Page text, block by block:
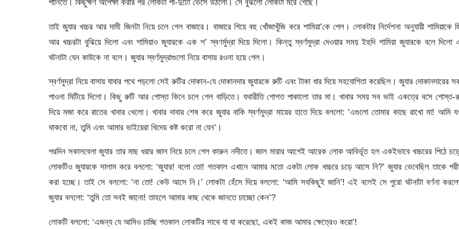
পানিতে। কিছুক্ষণ অপেক্ষা করার পর লোকটা পা-দুটো ভেসে উঠলো। সে বুঝলো লোকটা মরে গেছে।
তাই জুযার খচ্চর আর দামী জিনটা নিয়ে চলে গেল বাজারে। বাজারে গিয়ে বহু খোঁজাখুঁজি করে শামিয়া’কে পেল। লোকটার নির্দেশনা অনুযায়ী শামিয়াকে
আর খচ্চরটা বুঝিয়ে দিলো এবং শামিয়াও জুযারকে এক শ’ স্বণর্মুদ্রা দিয়ে দিলো। কিন্তু স্বর্ণমুদ্রা দেওয়ার সময় ইহুদি শামিয়া জুযারকে বলে দিলো
ঘটনাটা যেন কাউকে না বলে। জুযার স্বর্ণমুদ্রাগুলো নিয়ে বাসায় রওনা হয়ে গেল।
স্বর্ণমুদ্রা নিয়ে বাসায় যাবার পথে পড়লো সেই রুটির দোকান-যে দোকানদার জুযারকে রুটি এবং টাকা ধার দিয়ে সহযোগিতা করেছিল। জুযার দোকানদারের
পাওনা মিটিয়ে দিলো। কিছু রুটি আর গোস্ত কিনে চলে গেল বাড়িতে। যথারীতি গোশত পাকালো তার মা। খাবার সময় সব ভাই একত্রে বসে গোস্ত-
দিয়ে মজা করে রাতের খাবার খেলো। খাবার দাবার শেষ করে জুযার বাকি স্বর্ণমুদ্রা মায়ের হাতে দিয়ে বললো: ‘এগুলো তোমার কাছে রাখো মা! আমি
থাকবো না, তুমি এবং আমার ভাইয়েরা খিদেয় কষ্ট করো না যেন’।
পরদিন সকালবেলা জুযার তার মাছ ধরার জাল নিয়ে চলে গেল কারুন নদীতে। জাল মারার আগেই আরেক লোক আবির্ভূত হল একইভাবে খচ্চরের পিঠে
লোকটিও জুযারকে সালাম করে বললো: ‘জুযার! বলো তো! গতকাল এখানে আমার মতো একটা লোক খচ্চরে চড়ে আসে নি?’ জুযার ভেবেছিল তাকে
করা হচ্ছে। তাই সে বললো: ‘না তো! কেউ আসে নি।’ লোকটা হেঁসে দিয়ে বললো: ‘আমি সবকিছুই জানি’! এই বলেই সে পুরো ঘটনাটা বর্ণনা
জুযার বললো: ‘তুমি তো সবই জানো! তাহলে আমার কাছ থেকে জানতে চাচ্ছো কেন’?
লোকটি বললো: ‘এজন্য যে আমিও চাচ্ছি গতকাল লোকটির সাথে যা যা করেছো, একই কাজ আমার ক্ষেত্রেও করো’!